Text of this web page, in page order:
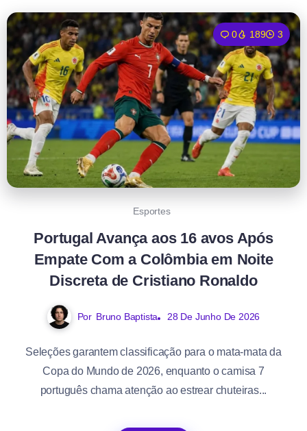
0 189 3
Esportes
Portugal Avança aos 16 avos Após
Empate Com a Colômbia em Noite
Discreta de Cristiano Ronaldo
Por Bruno Baptista 28 De Junho De 2026
Seleções garantem classificação para o mata-mata da
Copa do Mundo de 2026, enquanto o camisa 7
português chama atenção ao estrear chuteiras...